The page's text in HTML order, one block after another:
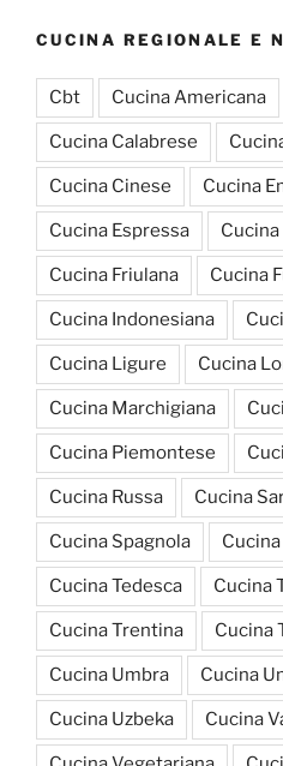
CUCINA REGIONALE E
Cbt Cucina Americana
Cucina Calabrese
Cucina Cinese Cucina
Cucina Espressa
Cucina Friulana Cucina
Cucina Indonesiana
Cucina Ligure Cucina
Cucina Marchigiana
Cucina Piemontese
Cucina Russa Cucina
Cucina Spagnola
Cucina Tedesca Cucina
Cucina Trentina Cucina
Cucina Umbra Cucina
Cucina Uzbeka Cucina